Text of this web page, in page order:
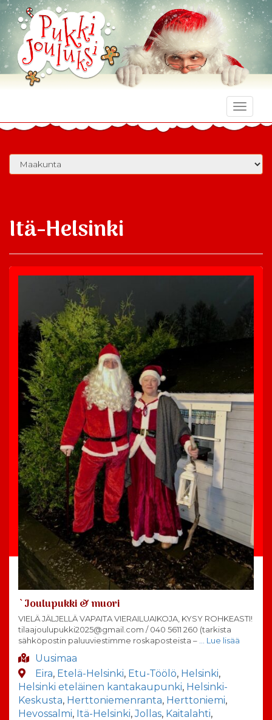
Toggle
Itä-Helsinki
`Joulupukki & muori
VIELÄ JÄLJELLÄ VAPAITA VIERAILUAIKOJA, KYSY ROHKEASTI!
tilaajoulupukki2025@gmail.com / 040 5611 260 (tarkista
sähköpostin paluuviestimme roskaposteista – … Lue lisää
Uusimaa
Eira, Etelä-Helsinki, Etu-Töölö, Helsinki,
Helsinki eteläinen kantakaupunki, Helsinki-
Keskusta, Herttoniemenranta, Herttoniemi,
Hevossalmi, Itä-Helsinki,Jollas, Kaitalahti,